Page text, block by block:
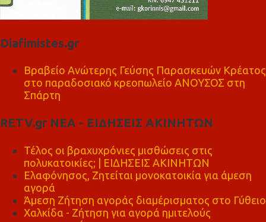
Diafimistes.gr
Βραβείο Ανώτερης Γεύσης Παρασκευών Κρέατος
στο παραδοσιακό κρεοπωλείο ΑΝΟΥΣΟΣ στη
Σπάρτη
RETV.gr ΝΕΑ - ΕΙΔΗΣΕΙΣ ΑΚΙΝΗΤΩΝ
Τέλος οι βραχυχρόνιες μισθώσεις στις
πολυκατοικίες; | ΕΙΔΗΣΕΙΣ ΑΚΙΝΗΤΩΝ
Ελαφόνησος, Ζητείται μονοκατοικία για άμεση
αγορά
Άμεση Ζήτηση αγοράς διαμέρισματος στο Γύθειο
Χαλκίδα - Ζήτηση για αγορά ημιτελούς